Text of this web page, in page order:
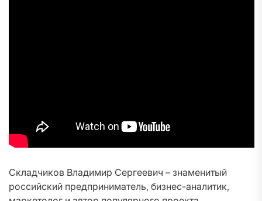
Складчиков Владимир Сергеевич – знаменитый
российский предприниматель, бизнес-аналитик,